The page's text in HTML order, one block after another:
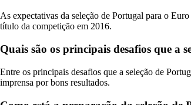
As expectativas da seleção de Portugal para o
título da competição em 2016.
Quais são os principais desafios que a
Entre os principais desafios que a seleção de
imprensa por bons resultados.